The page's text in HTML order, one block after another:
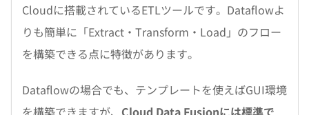
Cloudに搭載されているETLツールです。Dataflowよ
りも簡単に「Extract・Transform・Load」のフロー
を構築できる点に特徴があります。
Dataflowの場合でも、テンプレートを使えばGUI環境
を構築できますが、 Cloud Data Fusionには標準で